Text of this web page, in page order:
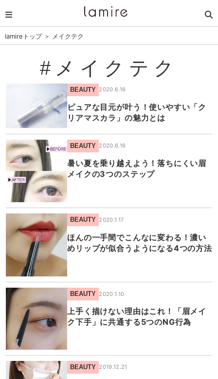
lamireトップ＞ メイクテク
#メイクテク
BEAUTY 2020.6.16
ピュアな目元が叶う！使いやすい「ク
リアマスカラ」の魅力とは
BEAUTY 2020.6.16
暑い夏を乗り越えよう！落ちにくい眉
メイクの3つのステップ
BEAUTY 2020.1.17
ほんの一手間でこんなに変わる！濃い
めリップが似合うようになる4つの方法
BEAUTY 2020.1.10
上手く描けない理由はこれ！「眉メイ
ク下手」に共通する5つのNG行為
BEAUTY 2019.12.21